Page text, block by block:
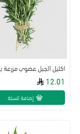
12.01
إضافة للسلة